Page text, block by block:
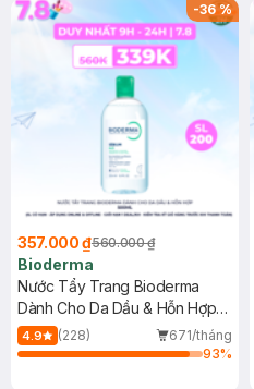
-36%
357.000 ₫560.000 ₫
Bioderma
Nước Tẩy Trang Bioderma
Dành Cho Da Dầu & Hỗn Hợp
500ml
4.9 (228)
671/tháng
93%